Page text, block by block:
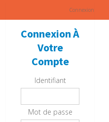
Connexion
Connexion À
Votre
Compte
Identifiant
Mot de passe